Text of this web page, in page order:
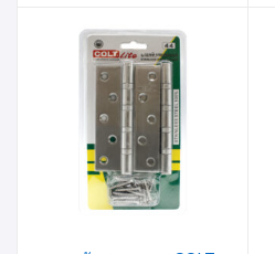
รายการ
สินค้าที่
ชอบ